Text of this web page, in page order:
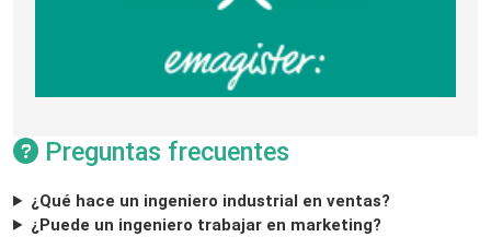
Preguntas frecuentes
¿Qué hace un ingeniero industrial en ventas?
¿Puede un ingeniero trabajar en marketing?